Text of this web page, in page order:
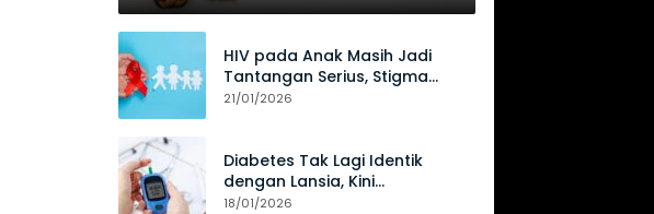
HIV pada Anak Masih Jadi
Tantangan Serius, Stigma
Hambat Akses Perawatan
21/01/2026
Diabetes Tak Lagi Identik
dengan Lansia, Kini
Mengancam Generasi Muda
18/01/2026